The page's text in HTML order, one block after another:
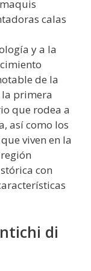
calas
y a la
de la
primera
que rodea a
así como los
viven en la
con
di